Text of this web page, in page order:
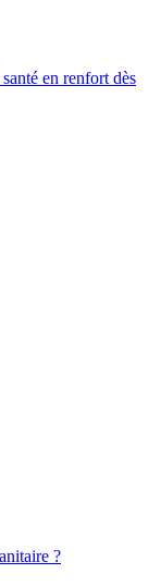
en renfort dès
?